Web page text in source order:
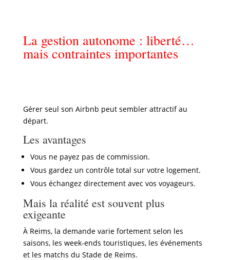
La gestion autonome : liberté…
mais contraintes importantes
Gérer seul son Airbnb peut sembler attractif au
départ.
Les avantages
Vous ne payez pas de commission.
Vous gardez un contrôle total sur votre logement.
Vous échangez directement avec vos voyageurs.
Mais la réalité est souvent plus
exigeante
À Reims, la demande varie fortement selon les
saisons, les week-ends touristiques, les événements
et les matchs du Stade de Reims.